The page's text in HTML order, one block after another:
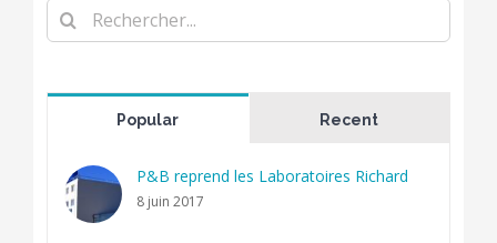
Rechercher
Popular Recent
P&B reprend les Laboratoires Richard
8 juin 2017